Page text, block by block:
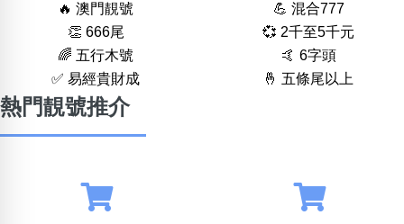
🔥 澳門靚號
💪 混合777
👏 666尾
💞 2千至5千元
🌈 五行木號
🤙 6字頭
✅ 易經貴財成
🤞 五條尾以上
熱門靚號推介